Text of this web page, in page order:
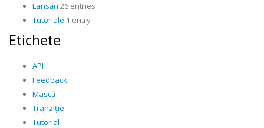
Lansări 26 entries
Tutoriale 1 entry
Etichete
API
Feedback
Mască
Tranziție
Tutorial